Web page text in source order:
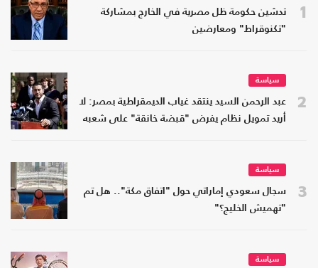
1
تدشين حكومة ظل مصرية في الخارج بمشاركة
"تكنوقراط" ومعارضين
2
سياسة
عبد الرحمن السيد ينتقد غياب الديمقراطية بمصر: لا
أريد تمويل نظام يفرض "قبضة خانقة" على شعبه
3
سياسة
سجال سعودي إماراتي حول "اتفاق مكة".. هل تم
"تهميش الخليج؟"
سياسة